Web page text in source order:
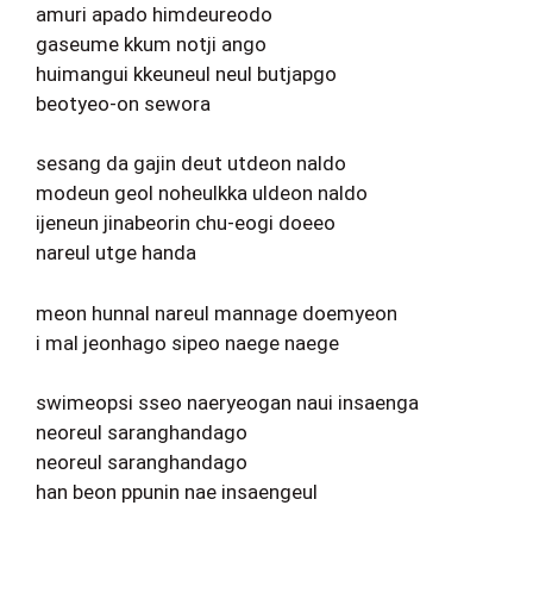
amuri apado himdeureodo
gaseume kkum notji ango
huimangui kkeuneul neul butjapgo
beotyeo-on sewora
sesang da gajin deut utdeon naldo
modeun geol noheulkka uldeon naldo
ijeneun jinabeorin chu-eogi doeeo
nareul utge handa
meon hunnal nareul mannage doemyeon
i mal jeonhago sipeo naege naege
swimeopsi sseo naeryeogan naui insaenga
neoreul saranghandago
neoreul saranghandago
han beon ppunin nae insaengeul